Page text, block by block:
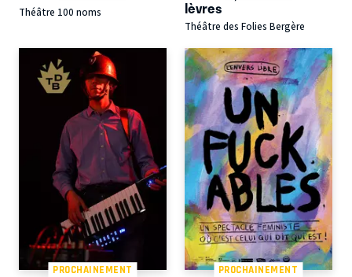
Théâtre 100 noms lèvres
Théâtre des Folies Bergère
PROCHAINEMENT PROCHAINEMENT